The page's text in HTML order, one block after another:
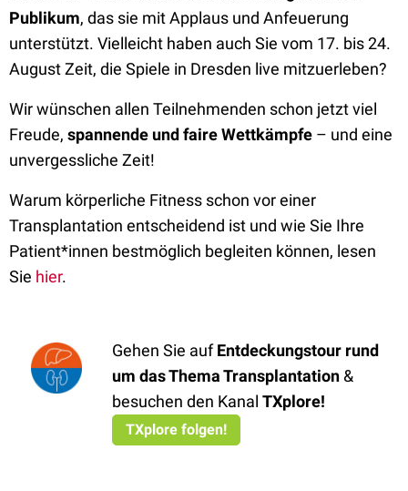
Publikum, das sie mit Applaus und Anfeuerung
unterstützt. Vielleicht haben auch Sie vom 17. bis 24.
August Zeit, die Spiele in Dresden live mitzuerleben?
Wir wünschen allen Teilnehmenden schon jetzt viel
Freude, spannende und faire Wettkämpfe – und eine
unvergessliche Zeit!
Warum körperliche Fitness schon vor einer
Transplantation entscheidend ist und wie Sie Ihre
Patient*innen bestmöglich begleiten können, lesen
Sie hier.
Gehen Sie aufEntdeckungstour rund
um das Thema Transplantation &
besuchen den Kanal TXplore!
TXplore folgen!